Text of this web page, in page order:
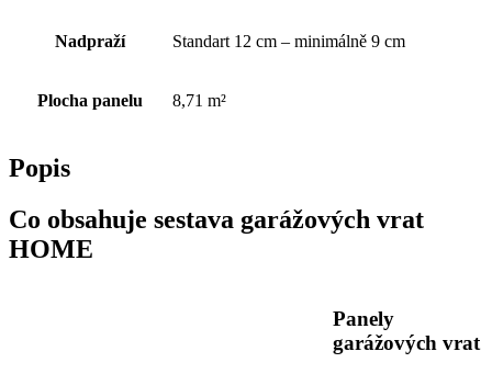
Nadpraží Standart 12 cm – minimálně 9 cm
Plocha panelu 8,71 m²
Popis
Co obsahuje sestava garážových vrat
HOME
Panely
garážových vrat